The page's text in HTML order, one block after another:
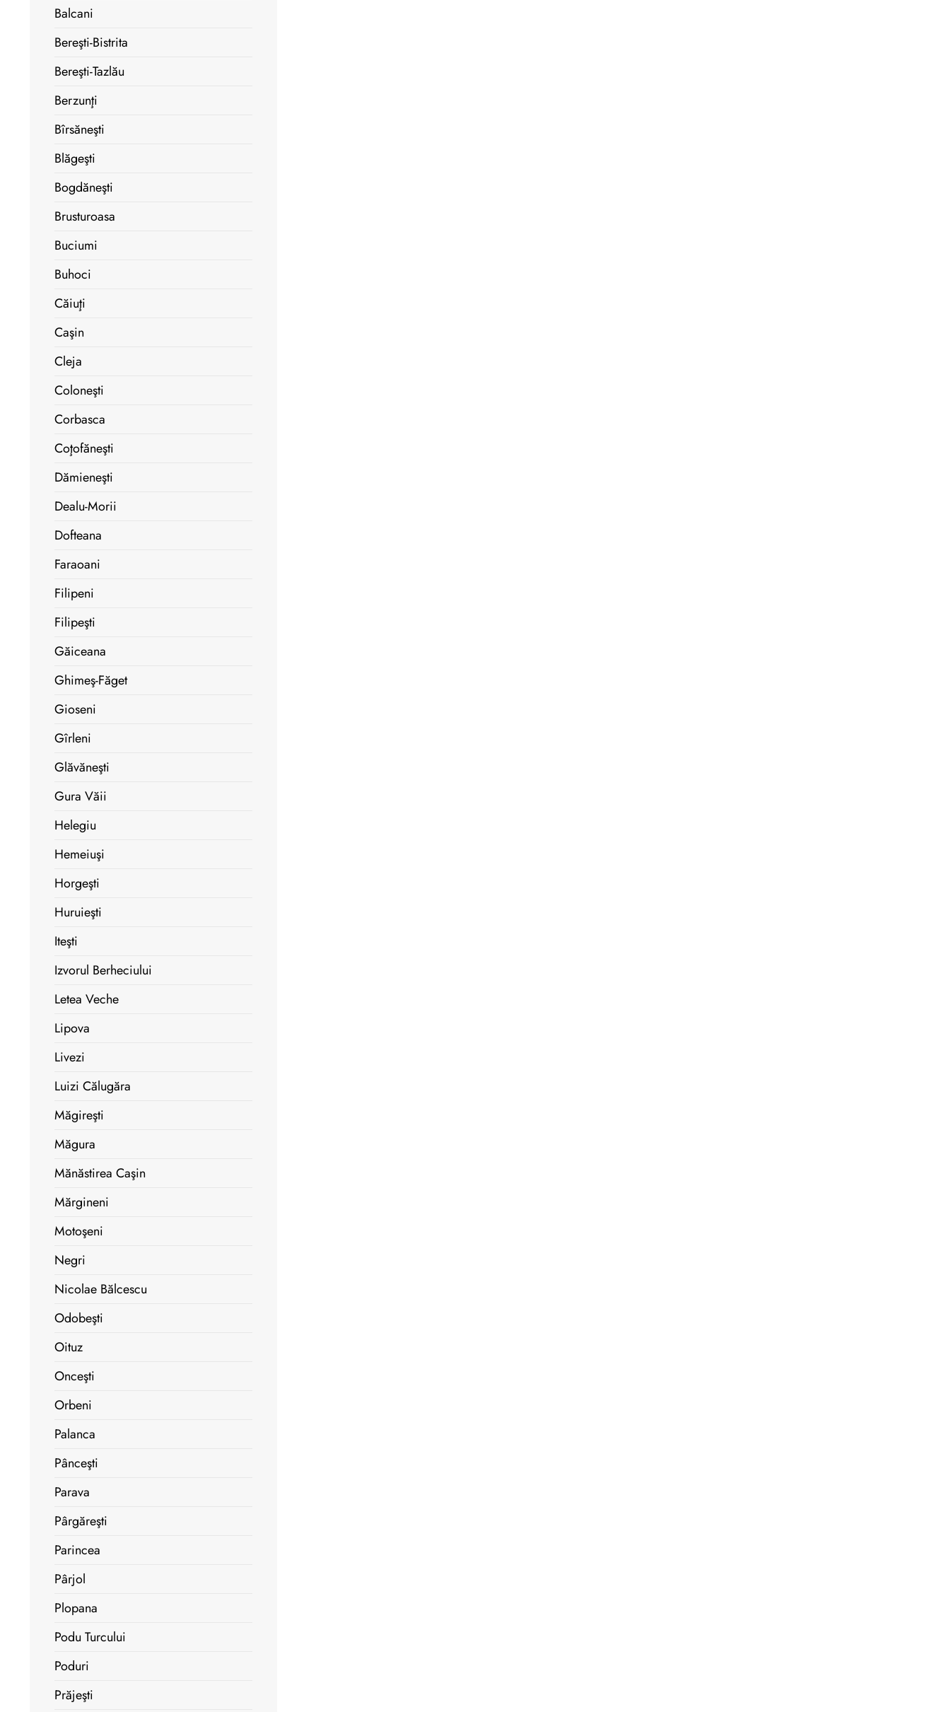
Balcani
Bereşti-Bistrita
Bereşti-Tazlău
Berzunţi
Bîrsăneşti
Blăgeşti
Bogdăneşti
Brusturoasa
Buciumi
Buhoci
Căiuţi
Caşin
Cleja
Coloneşti
Corbasca
Coţofăneşti
Dămieneşti
Dealu-Morii
Dofteana
Faraoani
Filipeni
Filipeşti
Găiceana
Ghimeş-Făget
Gioseni
Gîrleni
Glăvăneşti
Gura Văii
Helegiu
Hemeiuşi
Horgeşti
Huruieşti
Iteşti
Izvorul Berheciului
Letea Veche
Lipova
Livezi
Luizi Călugăra
Măgireşti
Măgura
Mănăstirea Caşin
Mărgineni
Motoşeni
Negri
Nicolae Bălcescu
Odobeşti
Oituz
Onceşti
Orbeni
Palanca
Pânceşti
Parava
Pârgăreşti
Parincea
Pârjol
Plopana
Podu Turcului
Poduri
Prăjeşti